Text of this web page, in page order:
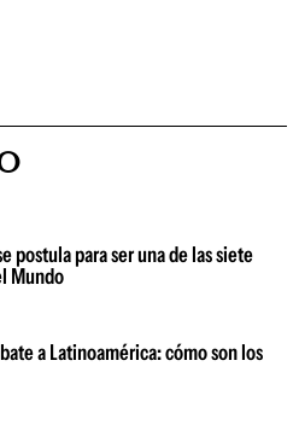
postula para ser una de las siete
Mundo
a Latinoamérica: cómo son los